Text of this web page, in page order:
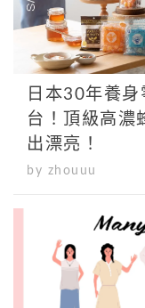
日本30年養
台！頂級高濃
出漂亮！
by zhouuu